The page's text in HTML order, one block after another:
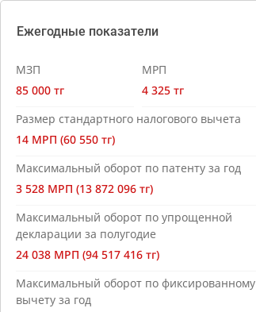
Ежегодные показатели
МЗП
85 000 тг
МРП
4 325 тг
Размер стандартного налогового вычета
14 МРП (60 550 тг)
Максимальный оборот по патенту за год
3 528 МРП (13 872 096 тг)
Максимальный оборот по упрощенной
декларации за полугодие
24 038 МРП (94 517 416 тг)
Максимальный оборот по фиксированному
вычету за год